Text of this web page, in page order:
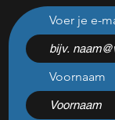
Aandelen
de markt
bedrijf
Voer je e-
Voornaam